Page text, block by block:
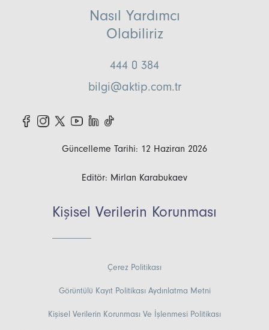
Nasıl Yardımcı
Olabiliriz
444 0 384
bilgi@aktip.com.tr
Güncelleme Tarihi: 12 Haziran 2026
Editör: Mirlan Karabukaev
Kişisel Verilerin Korunması
Çerez Politikası
Görüntülü Kayıt Politikası Aydınlatma Metni
Kişisel Verilerin Korunması Ve İşlenmesi Politikası